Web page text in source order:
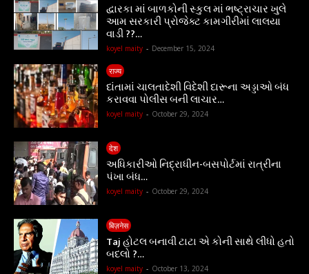
દ્વારકા માં બાળકોની સ્કુલ માં ભષ્ટ્રાચાર ખુલે
આમ સરકારી પ્રોજેક્ટ કામગીરીમાં લાલયા
વાડી ??…
koyel maity - December 15, 2024
राज्य
દાંતામાં ચાલતાદેશી વિદેશી દારૂના અડ્ડાઓ બંધ
કરાવવા પોલીસ બની લાચાર…
koyel maity - October 29, 2024
देश
અધિકારીઓ નિદ્રાધીન-બસપોર્ટમાં રાત્રીના
પંખા બંધ…
koyel maity - October 29, 2024
बिज़नेस
Taj હોટલ બનાવી ટાટા એ કોની સાથે લીધો હતો
બદલો ?…
koyel maity - October 13, 2024